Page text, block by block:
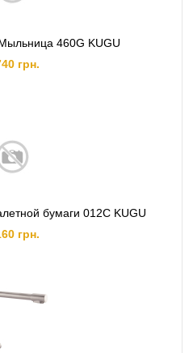
460G KUGU
грн.
бумаги 012C KUGU
грн.